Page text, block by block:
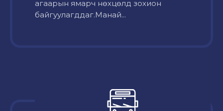
агаарын ямарч нөхцөлд зохион
байгуулагддаг.Манай...